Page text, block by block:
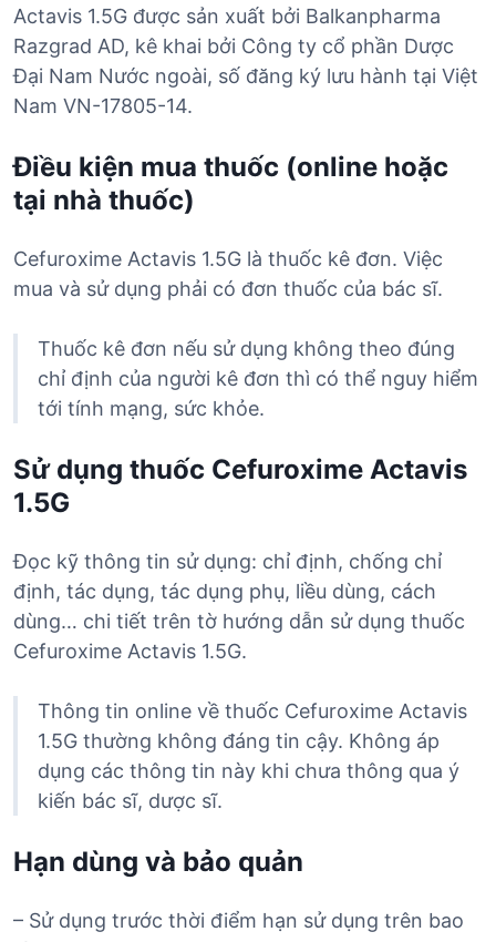
Actavis 1.5G được sản xuất bởi Balkanpharma
Razgrad AD, kê khai bởi Công ty cổ phần Dược
Đại Nam Nước ngoài, số đăng ký lưu hành tại Việt
Nam VN-17805-14.
Điều kiện mua thuốc (online hoặc
tại nhà thuốc)
Cefuroxime Actavis 1.5G là thuốc kê đơn. Việc
mua và sử dụng phải có đơn thuốc của bác sĩ.
Thuốc kê đơn nếu sử dụng không theo đúng
chỉ định của người kê đơn thì có thể nguy hiểm
tới tính mạng, sức khỏe.
Sử dụng thuốc Cefuroxime Actavis
1.5G
Đọc kỹ thông tin sử dụng: chỉ định, chống chỉ
định, tác dụng, tác dụng phụ, liều dùng, cách
dùng… chi tiết trên tờ hướng dẫn sử dụng thuốc
Cefuroxime Actavis 1.5G.
Thông tin online về thuốc Cefuroxime Actavis
1.5G thường không đáng tin cậy. Không áp
dụng các thông tin này khi chưa thông qua ý
kiến bác sĩ, dược sĩ.
Hạn dùng và bảo quản
– Sử dụng trước thời điểm hạn sử dụng trên bao